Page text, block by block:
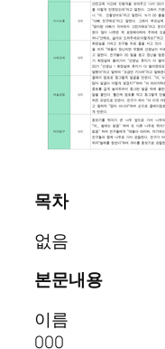
목차
없음
본문내용
이름
000